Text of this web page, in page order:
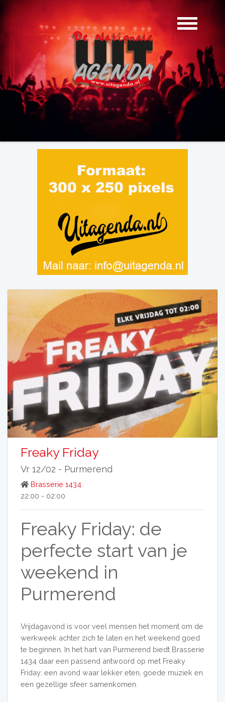
Freaky Friday
Vr 12/02 - Purmerend
Brasserie 1434
22:00 - 02:00
Freaky Friday: de
perfecte start van je
weekend in
Purmerend
Vrijdagavond is voor veel mensen het moment om de
werkweek achter zich te laten en het weekend goed
te beginnen. In het hart van Purmerend biedt Brasserie
1434 daar een passend antwoord op met Freaky
Friday: een avond waar lekker eten, goede muziek en
een gezellige sfeer samenkomen.